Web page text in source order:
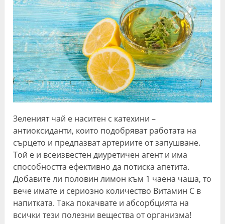
Зеленият чай е наситен с катехини –
антиоксиданти, които подобряват работата на
сърцето и предпазват артериите от запушване.
Той е и всеизвестен диуретичен агент и има
способността ефективно да потиска апетита.
Добавите ли половин лимон към 1 чаена чаша, то
вече имате и сериозно количество Витамин C в
напитката. Така покачвате и абсорбцията на
всички тези полезни вещества от организма!